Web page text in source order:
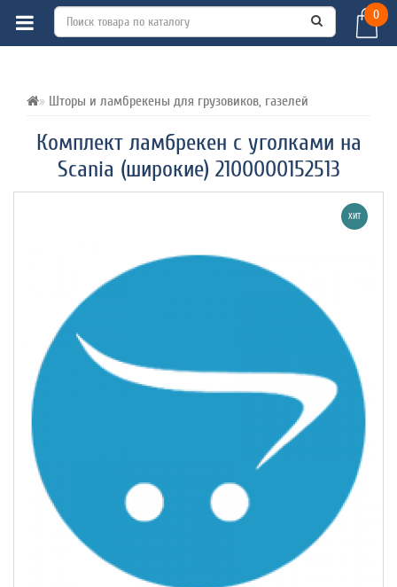
0
Шторы и ламбрекены для грузовиков, газелей
Комплект ламбрекен с уголками на
Scania (широкие) 2100000152513
ВСЕ О ТОВАРЕ ХАРАКТЕРИСТИКИ
ХИТ